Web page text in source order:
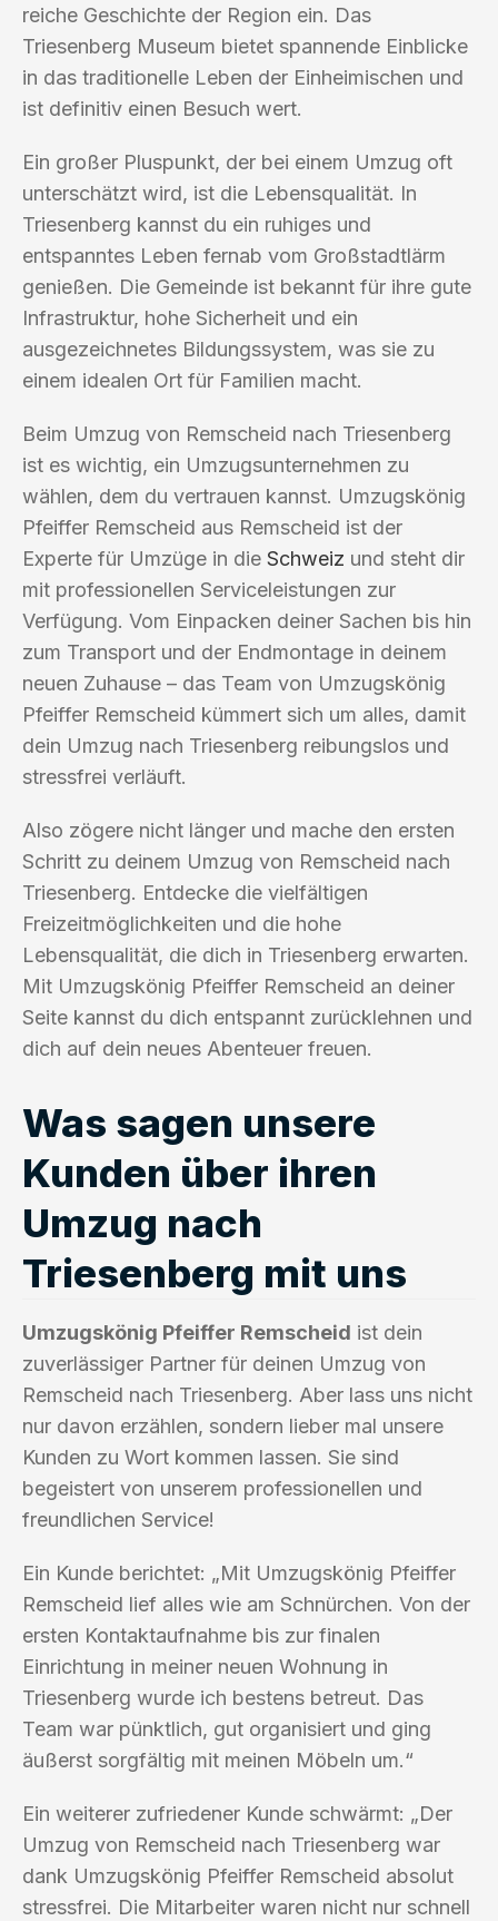
reiche Geschichte der Region ein. Das
Triesenberg Museum bietet spannende Einblicke
in das traditionelle Leben der Einheimischen und
ist definitiv einen Besuch wert.
Ein großer Pluspunkt, der bei einem Umzug oft
unterschätzt wird, ist die Lebensqualität. In
Triesenberg kannst du ein ruhiges und
entspanntes Leben fernab vom Großstadtlärm
genießen. Die Gemeinde ist bekannt für ihre gute
Infrastruktur, hohe Sicherheit und ein
ausgezeichnetes Bildungssystem, was sie zu
einem idealen Ort für Familien macht.
Beim Umzug von Remscheid nach Triesenberg
ist es wichtig, ein Umzugsunternehmen zu
wählen, dem du vertrauen kannst. Umzugskönig
Pfeiffer Remscheid aus Remscheid ist der
Experte für Umzüge in die Schweiz und steht dir
mit professionellen Serviceleistungen zur
Verfügung. Vom Einpacken deiner Sachen bis hin
zum Transport und der Endmontage in deinem
neuen Zuhause – das Team von Umzugskönig
Pfeiffer Remscheid kümmert sich um alles, damit
dein Umzug nach Triesenberg reibungslos und
stressfrei verläuft.
Also zögere nicht länger und mache den ersten
Schritt zu deinem Umzug von Remscheid nach
Triesenberg. Entdecke die vielfältigen
Freizeitmöglichkeiten und die hohe
Lebensqualität, die dich in Triesenberg erwarten.
Mit Umzugskönig Pfeiffer Remscheid an deiner
Seite kannst du dich entspannt zurücklehnen und
dich auf dein neues Abenteuer freuen.
Was sagen unsere
Kunden über ihren
Umzug nach
Triesenberg mit uns
Umzugskönig Pfeiffer Remscheid ist dein
zuverlässiger Partner für deinen Umzug von
Remscheid nach Triesenberg. Aber lass uns nicht
nur davon erzählen, sondern lieber mal unsere
Kunden zu Wort kommen lassen. Sie sind
begeistert von unserem professionellen und
freundlichen Service!
Ein Kunde berichtet: „Mit Umzugskönig Pfeiffer
Remscheid lief alles wie am Schnürchen. Von der
ersten Kontaktaufnahme bis zur finalen
Einrichtung in meiner neuen Wohnung in
Triesenberg wurde ich bestens betreut. Das
Team war pünktlich, gut organisiert und ging
äußerst sorgfältig mit meinen Möbeln um.“
Ein weiterer zufriedener Kunde schwärmt: „Der
Umzug von Remscheid nach Triesenberg war
dank Umzugskönig Pfeiffer Remscheid absolut
stressfrei. Die Mitarbeiter waren nicht nur schnell